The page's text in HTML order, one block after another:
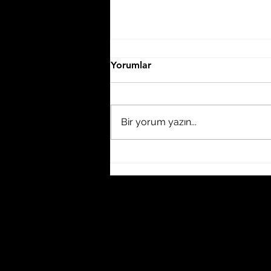
Yorumlar
Bir yorum yazın...